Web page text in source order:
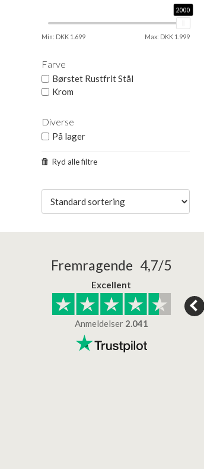
2000
2000
Min: DKK 1.699 Max: DKK 1.999
Farve
Børstet Rustfrit Stål
Krom
Diverse
På lager
Ryd alle filtre
Fremragende 4,7/5
Excellent
Anmeldelser 2.041
24/01/2026
Superflot bademøbel og rigtig lynhurtig…
22/01/2026
Kanon god service
Kanon god service. Varerne
bliver leveret hurtigt, og det
er virkelig kvalitet.
Lise